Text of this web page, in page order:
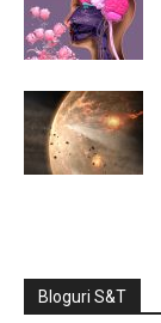
Bloguri S&T